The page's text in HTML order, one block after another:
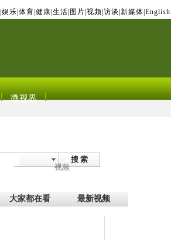
娱乐 体育 健康 生活 图片 视频 访谈 新媒体 English
微视界
搜 索
视频
大家都在看 最新视频